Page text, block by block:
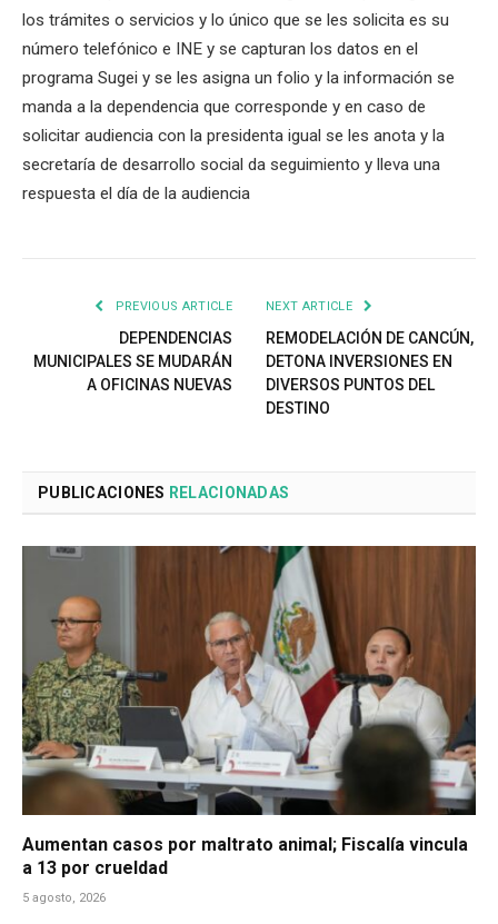
los trámites o servicios y lo único que se les solicita es su
número telefónico e INE y se capturan los datos en el
programa Sugei y se les asigna un folio y la información se
manda a la dependencia que corresponde y en caso de
solicitar audiencia con la presidenta igual se les anota y la
secretaría de desarrollo social da seguimiento y lleva una
respuesta el día de la audiencia
PREVIOUS ARTICLE
DEPENDENCIAS
MUNICIPALES SE MUDARÁN
A OFICINAS NUEVAS
NEXT ARTICLE
REMODELACIÓN DE CANCÚN,
DETONA INVERSIONES EN
DIVERSOS PUNTOS DEL
DESTINO
PUBLICACIONES RELACIONADAS
Aumentan casos por maltrato animal; Fiscalía vincula
a 13 por crueldad
5 agosto, 2026